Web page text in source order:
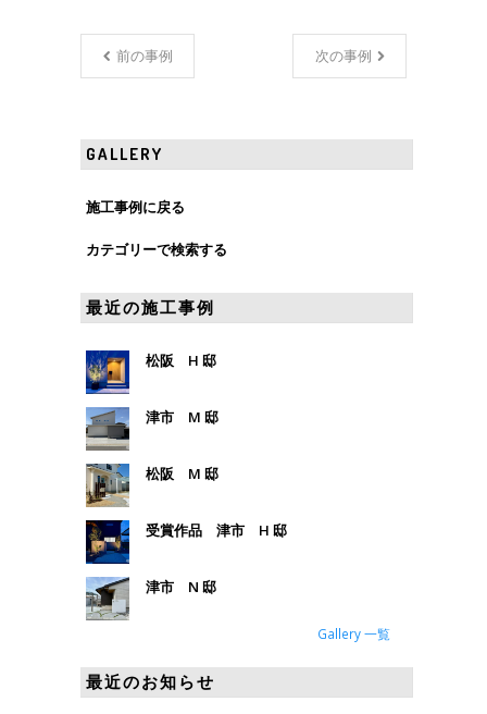
前の事例 次の事例
GALLERY
施工事例に戻る
カテゴリーで検索する
最近の施工事例
松阪 H 邸
津市 M 邸
松阪 M 邸
受賞作品 津市 H 邸
津市 N 邸
Gallery 一覧
最近のお知らせ